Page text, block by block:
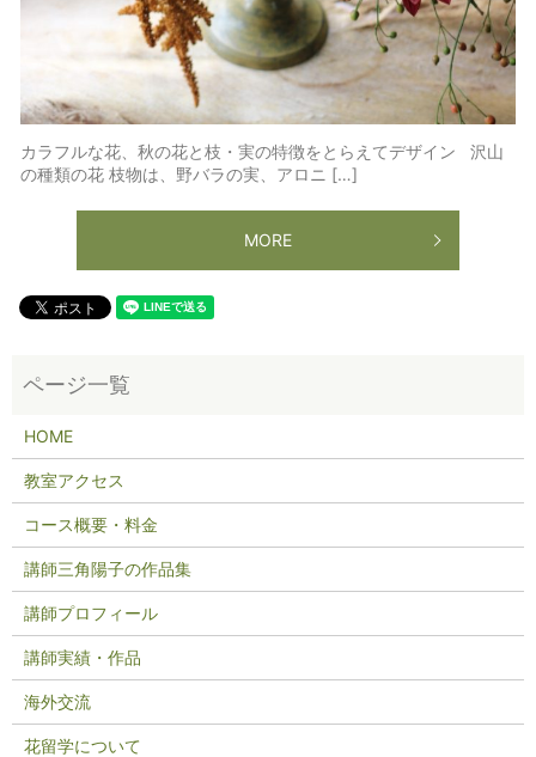
カラフルな花、秋の花と枝・実の特徴をとらえてデザイン 沢山
の種類の花 枝物は、野バラの実、アロニ […]
MORE
HOME
教室アクセス
コース概要・料金
講師三角陽子の作品集
講師プロフィール
講師実績・作品
海外交流
花留学について